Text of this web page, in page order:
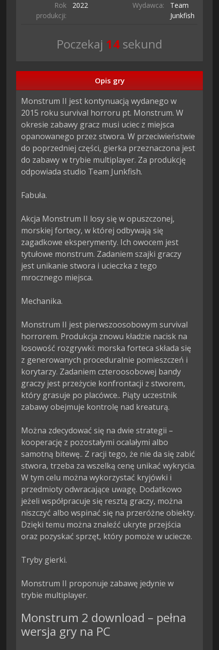
Rok
produkcji:
2022 Wydawca:
Team
Junkfish
Poczekaj 13 sekund
Opis gry
Monstrum II jest kontynuacją wydanego w
2015 roku survival horroru pt. Monstrum. W
okresie zabawy gracz musi uciec z miejsca
opanowanego przez stwora. W przeciwieństwie
do poprzedniej części, gierka przeznaczona jest
do zabawy w trybie multiplayer. Za produkcję
odpowiada studio Team Junkfish.
Fabuła.
Akcja Monstrum II losy się w opuszczonej,
morskiej fortecy, w której odbywają się
zagadkowe eksperymenty. Ich owocem jest
tytułowe monstrum. Zadaniem szajki graczy
jest unikanie stwora i ucieczka z tego
mrocznego miejsca.
Mechanika.
Monstrum II jest pierwszoosobowym survival
horrorem. Produkcja znowu kładzie nacisk na
losowość rozgrywki: morska forteca składa się
z generowanych proceduralnie pomieszczeń i
korytarzy. Zadaniem czteroosobowej bandy
graczy jest przeżycie konfrontacji z stworem,
który grasuje po placówce.. Piąty uczestnik
zabawy obejmuje kontrolę nad kreaturą.
Można zdecydować się na dwie strategii –
kooperację z pozostałymi ocalałymi albo
samotną bitewę.. Z racji tego, że nie da się zabić
stwora, trzeba za wszelką cenę unikać wykrycia.
W tym celu można wykorzystać kryjówki i
przedmioty odwracające uwagę. Dodatkowo
jeżeli współpracuje się resztą graczy, można
niszczyć albo wspinać się na przeróżne obiekty.
Dzięki temu można znaleźć ukryte przejścia
oraz pozyskać sprzęt, który pomoże w uciecze.
Tryby gierki.
Monstrum II proponuje zabawę jedynie w
trybie multiplayer.
Monstrum 2 download – pełna
wersja gry na PC